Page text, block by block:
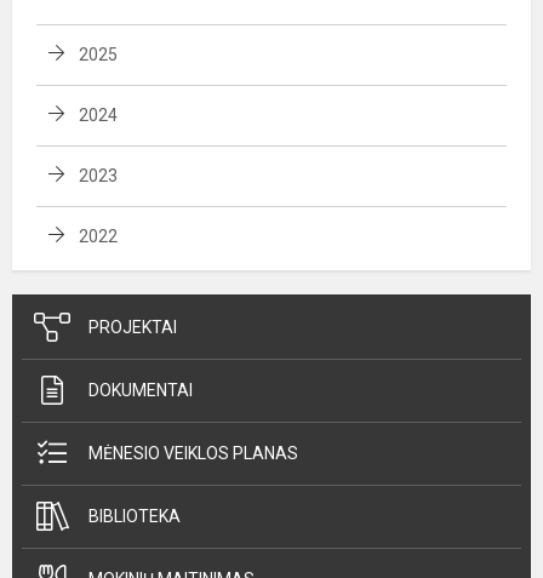
2025
2024
2023
2022
PROJEKTAI
DOKUMENTAI
MĖNESIO VEIKLOS PLANAS
BIBLIOTEKA